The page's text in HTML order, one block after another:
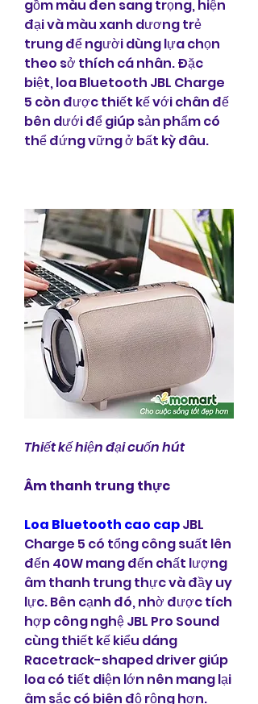
gồm màu đen sang trọng, hiện
đại và màu xanh dương trẻ
trung để người dùng lựa chọn
theo sở thích cá nhân. Đặc
biệt, loa Bluetooth JBL Charge
5 còn được thiết kế với chân đế
bên dưới để giúp sản phẩm có
thể đứng vững ở bất kỳ đâu.
Thiết kế hiện đại cuốn hút
Âm thanh trung thực
Loa Bluetooth cao cap JBL
Charge 5 có tổng công suất lên
đến 40W mang đến chất lượng
âm thanh trung thực và đầy uy
lực. Bên cạnh đó, nhờ được tích
hợp công nghệ JBL Pro Sound
cùng thiết kế kiểu dáng
Racetrack-shaped driver giúp
loa có tiết diện lớn nên mang lại
âm sắc có biên độ rộng hơn.